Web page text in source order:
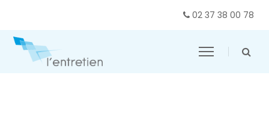
02 37 38 00 78